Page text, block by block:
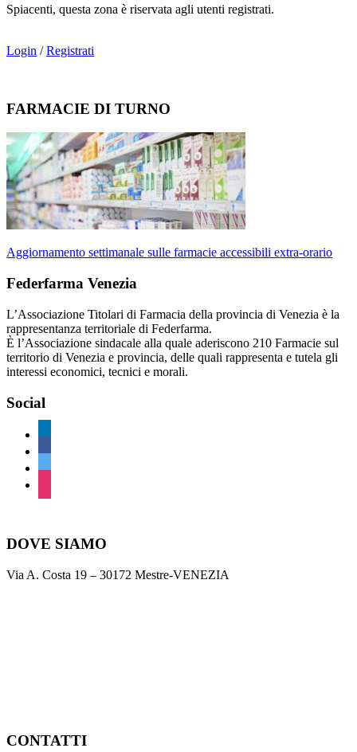
Spiacenti, questa zona è riservata agli utenti registrati.
Login /Registrati
FARMACIE DI TURNO
Aggiornamento settimanale sulle farmacie accessibili extra-orario
Federfarma Venezia
L’Associazione Titolari di Farmacia della provincia di Venezia è la
rappresentanza territoriale di Federfarma.
È l’Associazione sindacale alla quale aderiscono 210 Farmacie sul
territorio di Venezia e provincia, delle quali rappresenta e tutela gli
interessi economici, tecnici e morali.
Social
DOVE SIAMO
Via A. Costa 19 – 30172 Mestre-VENEZIA
CONTATTI